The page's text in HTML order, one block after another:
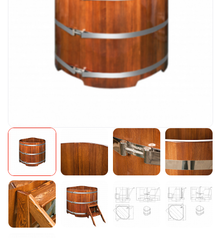
Облицовка и порталы
SPA-оборудование
Камни для печей
Запчасти
Отопление
Для хаммама
Аксессуары для печей